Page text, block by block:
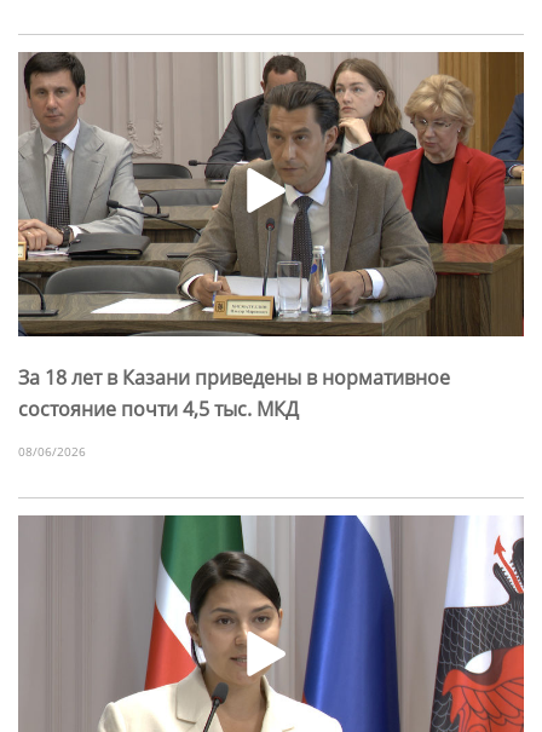
За 18 лет в Казани приведены в нормативное
состояние почти 4,5 тыс. МКД
08/06/2026